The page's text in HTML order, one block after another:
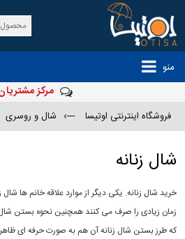
منو
مرکز
فروشگاه اینترنتی اوتیسا —› شال و روسری
شال زنانه
خرید شال زنانه. یکی دیگر از موارد علاقه خانم ها
زمان زیادی را صرف می کنند همچنین نحوه بستن شال
که طرز بستن شال زنانه آن هم به صورت حرفه ای